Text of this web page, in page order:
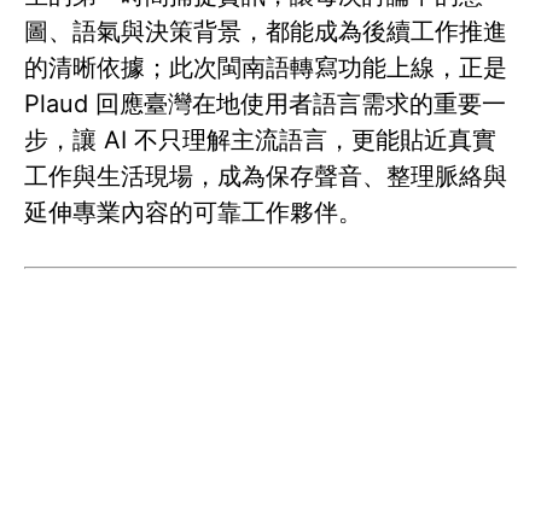
圖、語氣與決策背景，都能成為後續工作推進
的清晰依據；此次閩南語轉寫功能上線，正是
Plaud 回應臺灣在地使用者語言需求的重要一
步，讓 AI 不只理解主流語言，更能貼近真實
工作與生活現場，成為保存聲音、整理脈絡與
延伸專業內容的可靠工作夥伴。